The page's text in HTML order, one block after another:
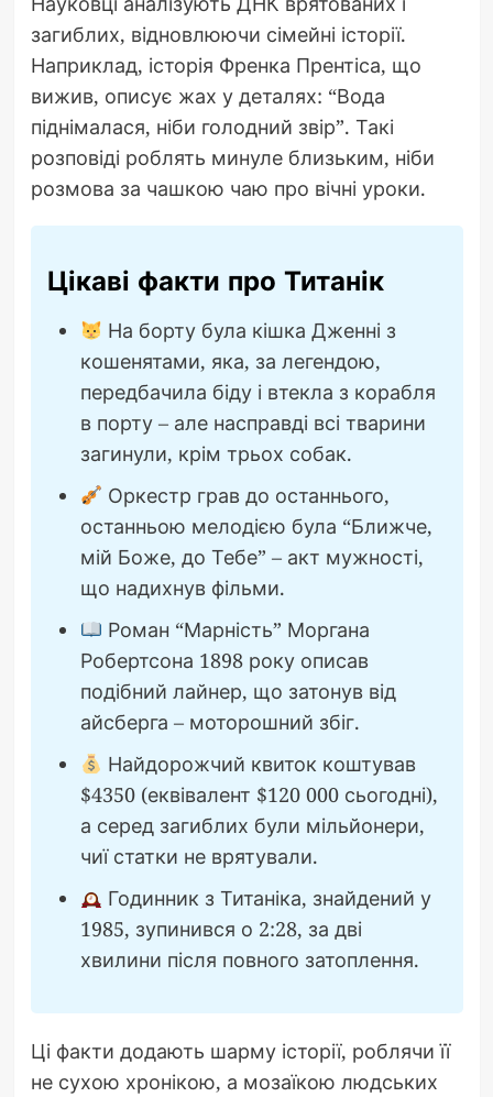
загиблих, відновлюючи сімейні історії.
Наприклад, історія Френка Прентіса, що
вижив, описує жах у деталях: “Вода
піднімалася, ніби голодний звір”. Такі
розповіді роблять минуле близьким, ніби
розмова за чашкою чаю про вічні уроки.
Цікаві факти про Титанік
На борту була кішка Дженні з
кошенятами, яка, за легендою,
передбачила біду і втекла з корабля
в порту – але насправді всі тварини
загинули, крім трьох собак.
Оркестр грав до останнього,
останньою мелодією була “Ближче,
мій Боже, до Тебе” – акт мужності,
що надихнув фільми.
Роман “Марність” Моргана
Робертсона 1898 року описав
подібний лайнер, що затонув від
айсберга – моторошний збіг.
Найдорожчий квиток коштував
$4350 (еквівалент $120 000 сьогодні),
а серед загиблих були мільйонери,
чиї статки не врятували.
Годинник з Титаніка, знайдений у
1985, зупинився о 2:28, за дві
хвилини після повного затоплення.
Ці факти додають шарму історії, роблячи її
не сухою хронікою, а мозаїкою людських